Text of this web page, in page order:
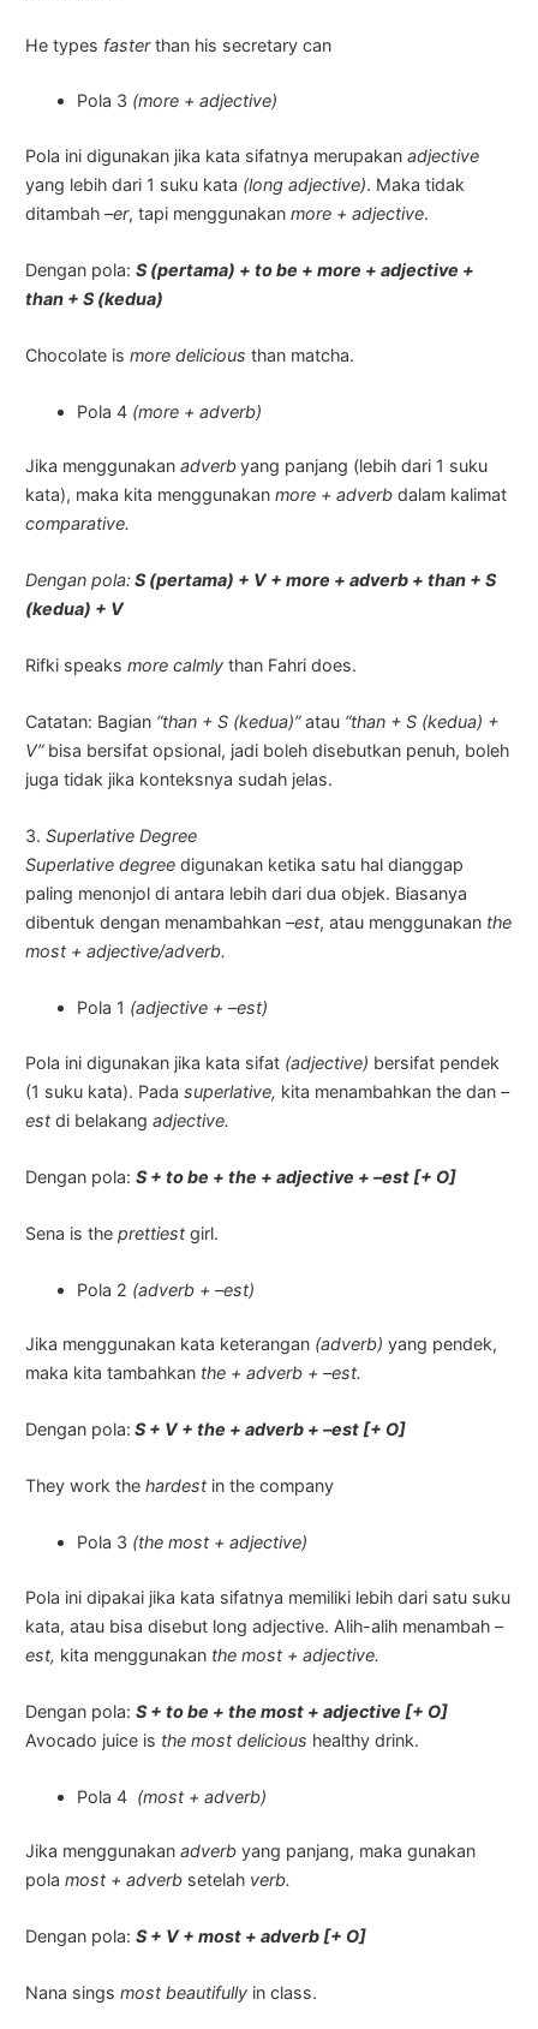
He types fasterthan his secretary can
Pola 3 (more + adjective)
Pola ini digunakan jika kata sifatnya merupakanadjective
yang lebih dari 1 suku kata (long adjective). Maka tidak
ditambah –er, tapi menggunakanmore + adjective.
Dengan pola:S (pertama) + to be + more + adjective +
than + S (kedua)
Chocolate ismore delicious than matcha.
Pola 4 (more + adverb)
Jika menggunakan adverbyang panjang (lebih dari 1 suku
kata), maka kita menggunakanmore + adverbdalam kalimat
comparative.
Dengan pola:S (pertama) + V + more + adverb + than + S
(kedua) + V
Rifki speaksmore calmly than Fahri does.
Catatan: Bagian “than + S (kedua)”atau “than + S (kedua) +
V” bisa bersifat opsional, jadi boleh disebutkan penuh, boleh
juga tidak jika konteksnya sudah jelas.
3.Superlative Degree
Superlative degree digunakan ketika satu hal dianggap
paling menonjol di antara lebih dari dua objek. Biasanya
dibentuk dengan menambahkan–est, atau menggunakan the
most + adjective/adverb.
Pola 1 (adjective + –est)
Pola ini digunakan jika kata sifat (adjective) bersifat pendek
(1 suku kata). Padasuperlative, kita menambahkan the dan–
estdi belakangadjective.
Dengan pola:S + to be + the + adjective + –est [+ O]
Sena is theprettiest girl.
Pola 2 (adverb + –est)
Jika menggunakan kata keterangan (adverb)yang pendek,
maka kita tambahkan the + adverb + –est.
Dengan pola: S + V + the + adverb + –est [+ O]
They work thehardest in the company
Pola 3 (the most + adjective)
Pola ini dipakai jika kata sifatnya memiliki lebih dari satu suku
kata, atau bisa disebut long adjective. Alih-alih menambah–
est, kita menggunakan the most + adjective.
Dengan pola: S + to be + the most + adjective [+ O]
Avocado juice is the most delicious healthy drink.
Pola 4 (most + adverb)
Jika menggunakanadverb yang panjang, maka gunakan
polamost + adverb setelah verb.
Dengan pola: S + V + most + adverb [+ O]
Nana sings most beautifully in class.